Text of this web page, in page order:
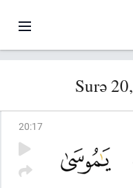
Surə
20:17